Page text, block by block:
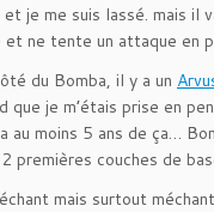
je me suis lassé. mais il
et ne tente un attaque en
du Bomba, il y a un
que je m’étais prise en
au moins 5 ans de ça…
premières couches de
mais surtout